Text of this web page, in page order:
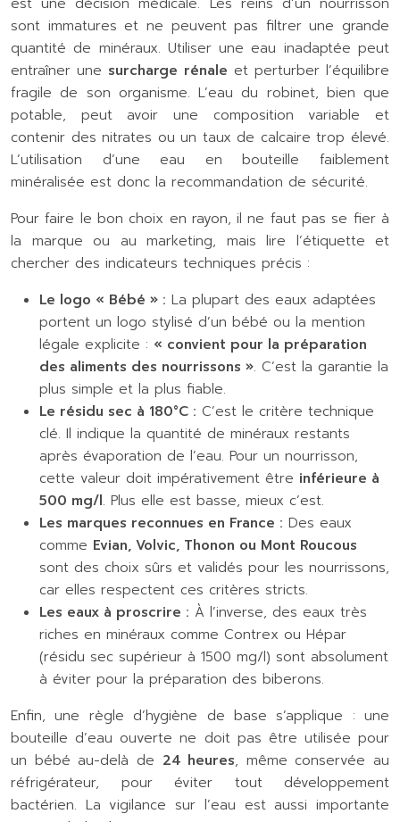
sont immatures et ne peuvent pas filtrer une grande
quantité de minéraux. Utiliser une eau inadaptée peut
entraîner une surcharge rénale et perturber l’équilibre
fragile de son organisme. L’eau du robinet, bien que
potable, peut avoir une composition variable et
contenir des nitrates ou un taux de calcaire trop élevé.
L’utilisation d’une eau en bouteille faiblement
minéralisée est donc la recommandation de sécurité.
Pour faire le bon choix en rayon, il ne faut pas se fier à
la marque ou au marketing, mais lire l’étiquette et
chercher des indicateurs techniques précis :
Le logo « Bébé » : La plupart des eaux adaptées
portent un logo stylisé d’un bébé ou la mention
légale explicite : « convient pour la préparation
des aliments des nourrissons ». C’est la garantie la
plus simple et la plus fiable.
Le résidu sec à 180°C : C’est le critère technique
clé. Il indique la quantité de minéraux restants
après évaporation de l’eau. Pour un nourrisson,
cette valeur doit impérativement être inférieure à
500 mg/l. Plus elle est basse, mieux c’est.
Les marques reconnues en France : Des eaux
comme Evian, Volvic, Thonon ou Mont Roucous
sont des choix sûrs et validés pour les nourrissons,
car elles respectent ces critères stricts.
Les eaux à proscrire : À l’inverse, des eaux très
riches en minéraux comme Contrex ou Hépar
(résidu sec supérieur à 1500 mg/l) sont absolument
à éviter pour la préparation des biberons.
Enfin, une règle d’hygiène de base s’applique : une
bouteille d’eau ouverte ne doit pas être utilisée pour
un bébé au-delà de 24 heures, même conservée au
réfrigérateur, pour éviter tout développement
bactérien. La vigilance sur l’eau est aussi importante